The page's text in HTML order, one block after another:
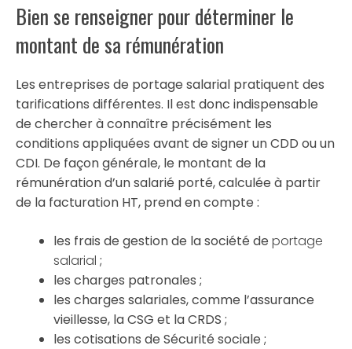
Bien se renseigner pour déterminer le
montant de sa rémunération
Les entreprises de portage salarial pratiquent des
tarifications différentes. Il est donc indispensable
de chercher à connaître précisément les
conditions appliquées avant de signer un CDD ou un
CDI. De façon générale, le montant de la
rémunération d’un salarié porté, calculée à partir
de la facturation HT, prend en compte :
les frais de gestion de la société de portage
salarial ;
les charges patronales ;
les charges salariales, comme l’assurance
vieillesse, la CSG et la CRDS ;
les cotisations de Sécurité sociale ;